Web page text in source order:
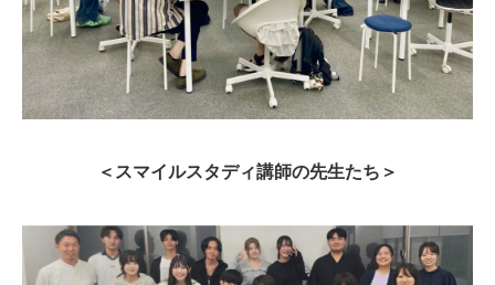
＜スマイルスタディ講師の先生たち＞